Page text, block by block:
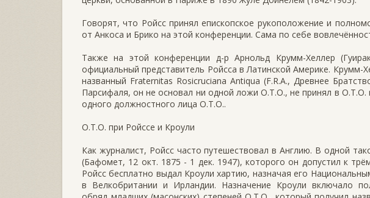
Говорят, что Ройсс принял епископское рукоположение и
от Анкоса и Брико на этой конференции. Сама по себе
Также на этой конференции д-р Арнольд Крумм-Хеллер
официальный представитель Ройсса в Латинской Америке. Крумм-
названный Fraternitas Rosicruciana Antiqua (F.R.A., Древнее
Парсифаля, он не основал ни одной ложи O.T.O., не принял в
одного должностного лица O.T.O..
O.T.O. при Ройссе и Кроули
Как журналист, Ройсс часто путешествовал в Англию. В одной
(Бафомет, 12 окт. 1875 - 1 дек. 1947), которого он допустил к
Ройсс бесплатно выдал Кроули хартию, назначая его
в Велкобритании и Ирландии. Назначение Кроули включало